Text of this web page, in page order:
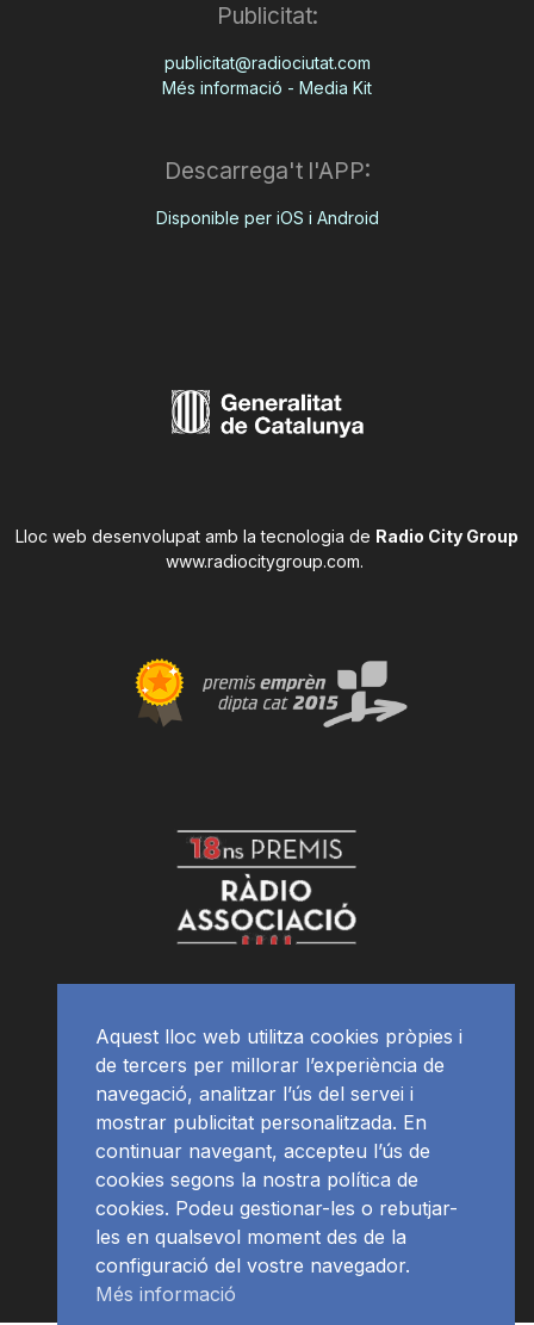
Publicitat:
publicitat@radiociutat.com
Més informació - Media Kit
Descarrega't l'APP:
Disponible per iOS i Android
Lloc web desenvolupat amb la tecnologia de Radio City Group
www.radiocitygroup.com.
Aquest lloc web utilitza cookies pròpies i
de tercers per millorar l’experiència de
navegació, analitzar l’ús del servei i
mostrar publicitat personalitzada. En
continuar navegant, accepteu l’ús de
cookies segons la nostra política de
cookies. Podeu gestionar-les o rebutjar-
les en qualsevol moment des de la
configuració del vostre navegador.
Més informació